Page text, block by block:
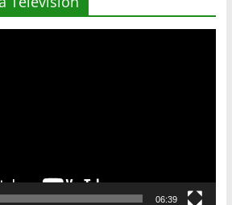
06:39